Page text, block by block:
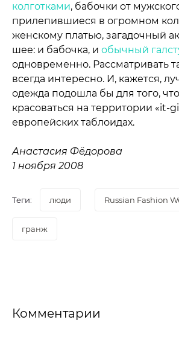
колготками, бабочки от
прилепившиеся в огромном
женскому платью, загадочный
шее: и бабочка, и обычный
одновременно. Рассматривать
всегда интересно. И, кажется,
одежда подошла бы для того,
красоваться на территории «it-
европейских таблоидах.
Анастасия Фёдорова
1 ноября 2008
Теги: люди Russian Fashion
гранж
Комментарии